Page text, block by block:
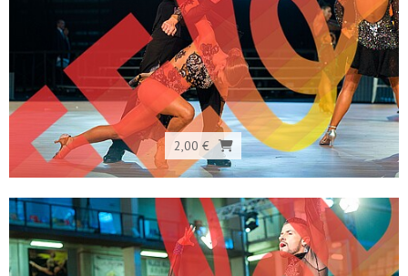
2,00 €